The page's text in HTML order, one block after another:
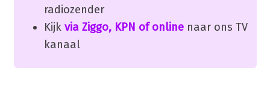
radiozender
Kijk via Ziggo, KPN of onlinenaar ons TV
kanaal